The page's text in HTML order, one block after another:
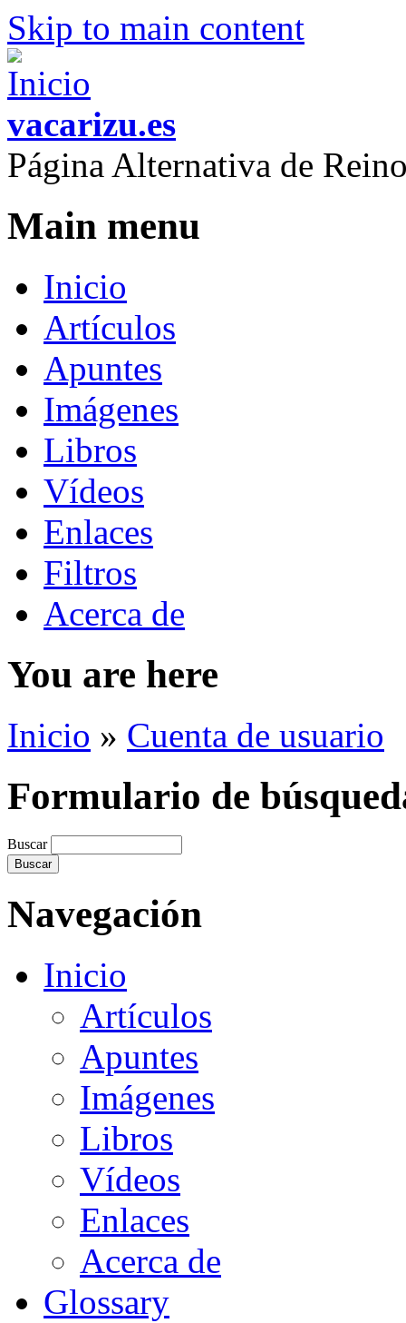
Skip to main content
vacarizu.es
Página Alternativa de
Main menu
Inicio
Artículos
Apuntes
Imágenes
Libros
Vídeos
Enlaces
Filtros
Acerca de
You are here
Inicio » Cuenta de usuario
Formulario de
Buscar
Navegación
Inicio
Artículos
Apuntes
Imágenes
Libros
Vídeos
Enlaces
Acerca de
Glossary